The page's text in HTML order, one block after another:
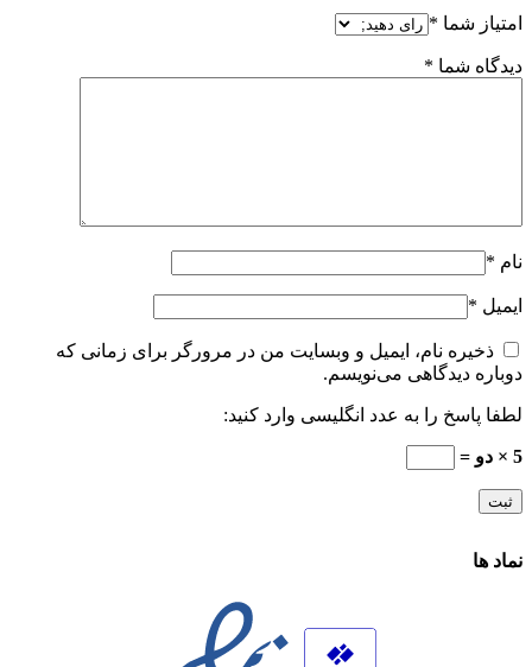
امتیاز شما *
دیدگاه شما *
نام *
ایمیل *
ذخیره نام، ایمیل و وبسایت من در مرورگر برای زمانی که
دوباره دیدگاهی می‌نویسم.
لطفا پاسخ را به عدد انگلیسی وارد کنید:
5 × دو =
نماد ها